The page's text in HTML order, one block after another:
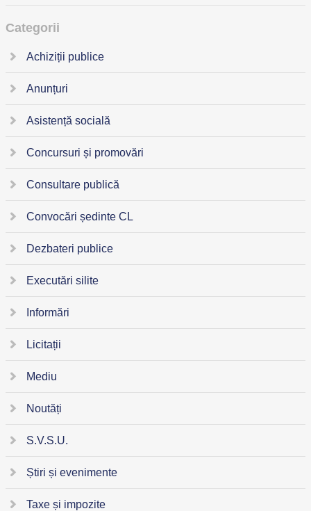
Categorii
Achiziții publice
Anunțuri
Asistență socială
Concursuri și promovări
Consultare publică
Convocări ședinte CL
Dezbateri publice
Executări silite
Informări
Licitații
Mediu
Noutăți
S.V.S.U.
Știri și evenimente
Taxe și impozite